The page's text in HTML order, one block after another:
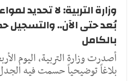
وزارة التربية: لا تحديد
بُعد حتى الآن.. والتسجيل
بالكامل
بلاغاً توضيحياً حسمت فيه